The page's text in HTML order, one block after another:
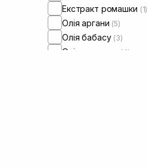
Екстракт ромашки (1)
Олія аргани (5)
Олія бабасу (3)
Олія мигдалю (4)